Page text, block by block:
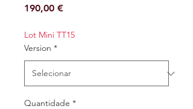
190,00 €Preço
Lot Mini TT15
Version *
Quantidade *